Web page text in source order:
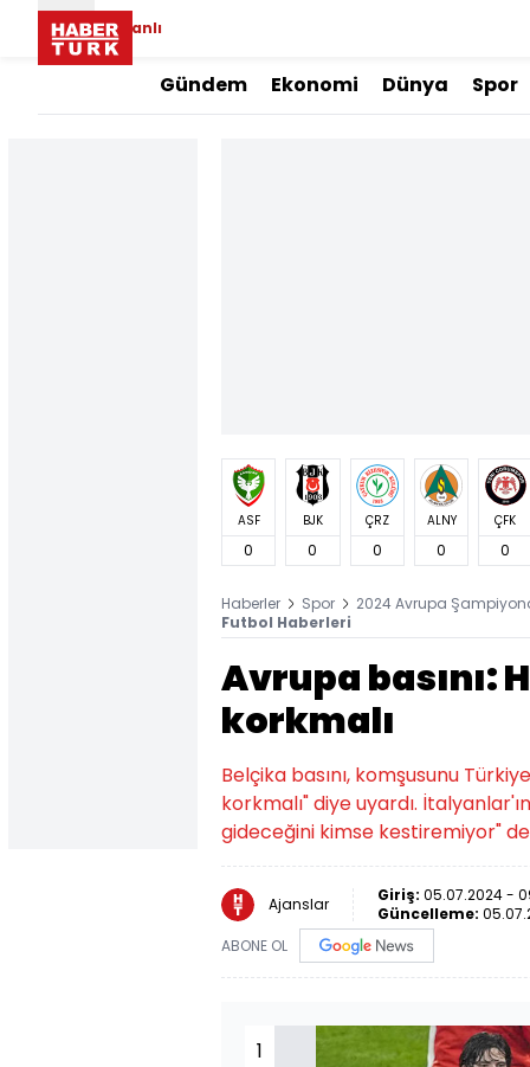
Canlı
Gündem Ekonomi Dünya Spor
ASF
0
BJK
0
ÇRZ
0
ALNY
0
ÇFK
0
Haberler Spor
2024 Avrupa
Futbol Haberleri
Avrupa basını:
korkmalı
Belçika basını, komşusunu
korkmalı" diye uyardı.
gideceğini kimse kestiremiyor"
Ajanslar Giriş: 05.07.2024 -
Güncelleme:
ABONE OL
1